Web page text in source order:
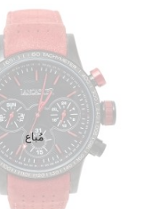
مُباع